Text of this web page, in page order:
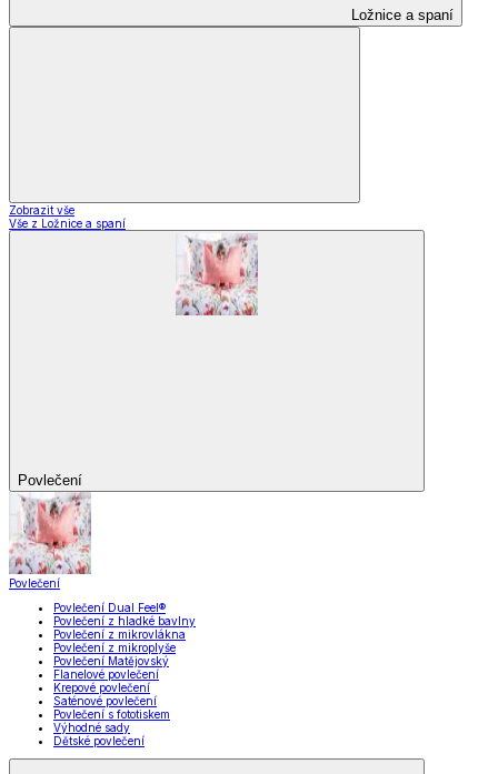
Ložnice a spaní
Zobrazit vše
Vše z Ložnice a spaní
Povlečení
Povlečení
Povlečení Dual Feel®
Povlečení z hladké bavlny
Povlečení z mikrovlákna
Povlečení z mikroplyše
Povlečení Matějovský
Flanelové povlečení
Krepové povlečení
Saténové povlečení
Povlečení s fototiskem
Výhodné sady
Dětské povlečení